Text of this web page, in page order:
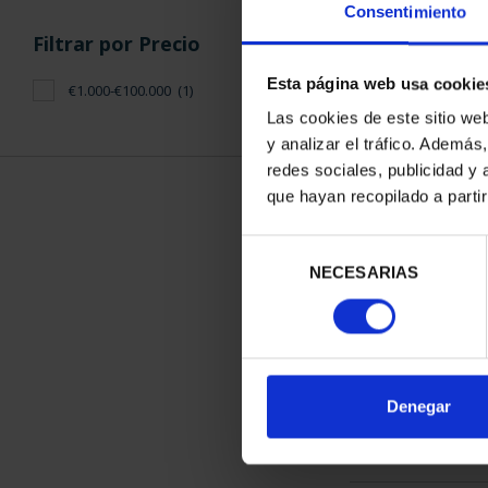
Consentimiento
Esta página web usa
Las cookies de este sitio
y analizar el tráfico.
redes sociales, publicidad y
que hayan recopilado a
consentimiento
NECESARIAS
Denegar
Filtrar por Precio
€1.000-€100.000 (1)
CAPITALES
ORDENAR POR: